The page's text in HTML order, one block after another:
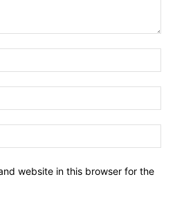
website in this browser for the